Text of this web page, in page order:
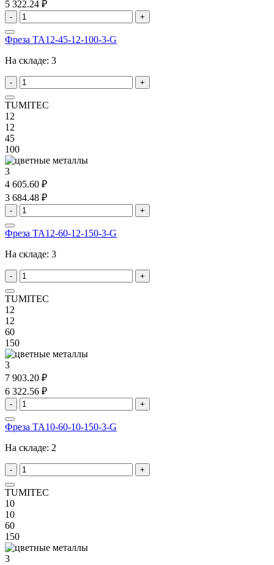
5 322.24 ₽
- +
Фреза TA12-45-12-100-3-G
На складе: 3
- +
TUMITEC
12
12
45
100
3
4 605.60 ₽
3 684.48 ₽
- +
Фреза TA12-60-12-150-3-G
На складе: 3
- +
TUMITEC
12
12
60
150
3
7 903.20 ₽
6 322.56 ₽
- +
Фреза TA10-60-10-150-3-G
На складе: 2
- +
TUMITEC
10
10
60
150
3